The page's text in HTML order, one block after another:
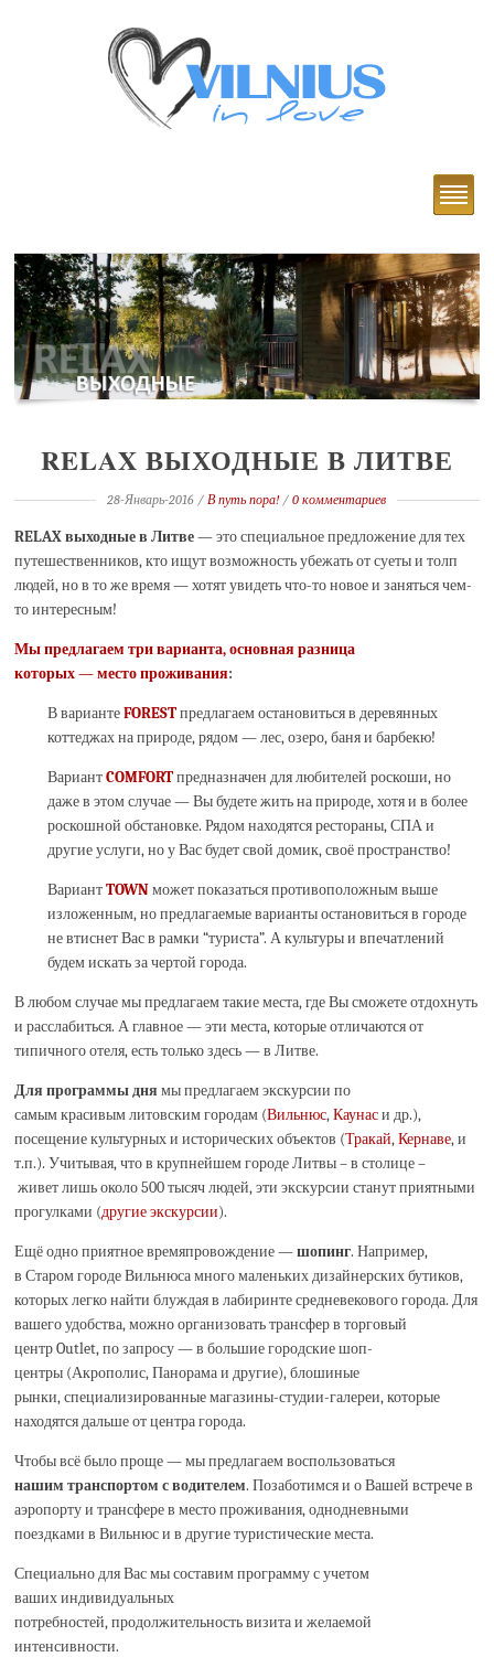
RELAX ВЫХОДНЫЕ В ЛИТВЕ
28-Январь-2016 / В путь пора!/0 комментариев
RELAX выходные в Литве— это специальное предложение для тех
путешественников, кто ищут возможность убежать от суеты и толп
людей, но в то же время — хотят увидеть что-то новое и заняться чем-
то интересным!
Мы предлагаем три варианта, основная разница
которых — место проживания:
В варианте FORESTпредлагаем остановиться в деревянных
коттеджах на природе, рядом — лес, озеро, баня и барбекю!
ВариантCOMFORTпредназначен для любителей роскоши, но
даже в этом случае — Вы будете жить на природе, хотя и в более
роскошной обстановке. Рядом находятся рестораны, СПА и
другие услуги, но у Вас будет свой домик, своё пространство!
ВариантTOWNможет показаться противоположным выше
изложенным, но предлагаемые варианты остановиться в городе
не втиснет Вас в рамки “туриста”. А культуры и впечатлений
будем искать за чертой города.
В любом случае мы предлагаем такие места, где Вы сможете отдохнуть
и расслабиться. А главное — эти места, которые отличаются от
типичного отеля, есть только здесь — в Литве.
Для программы дня мы предлагаем экскурсии по
самым красивым литовским городам (Вильнюс,Каунаси др.),
посещение культурных и исторических объектов (Тракай,Кернаве, и
т.п.). Учитывая, что в крупнейшем городе Литвы – в столице –
живет лишь около 500 тысяч людей, эти экскурсии станут приятными
прогулками (другие экскурсии).
Ещё одно приятное времяпровождение —шопинг. Например,
в Старом городе Вильнюса много маленьких дизайнерских бутиков,
которых легко найти блуждая в лабиринте средневекового города. Для
вашего удобства, можно организовать трансфер в торговый
центр Outlet, по запросу — в большие городские шоп-
центры (Акрополис, Панорама и другие), блошиные
рынки, специализированные магазины-студии-галереи, которые
находятся дальше от центра города.
Чтобы всё было проще — мы предлагаем воспользоваться
нашим транспортом с водителем. Позаботимся и о Вашей встрече в
аэропорту и трансфере в место проживания, однодневными
поездками в Вильнюс и в другие туристические места.
Специально для Вас мы составим программу с учетом
ваших индивидуальных
потребностей, продолжительность визита и желаемой
интенсивности.